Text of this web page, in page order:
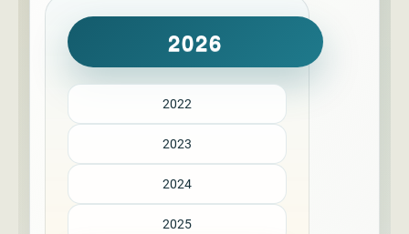
2026
2022
2023
2024
2025